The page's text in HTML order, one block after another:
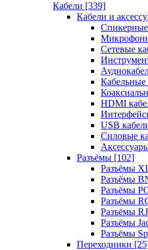
Кабели [339]
Кабели и
Спикерные
Сетевые
Кабельные
HDMI
USB
Силовые
Разъёмы [102]
Разъёмы
Разъёмы
Разъёмы
Разъёмы
Разъёмы
Разъёмы
Разъёмы
Переходники